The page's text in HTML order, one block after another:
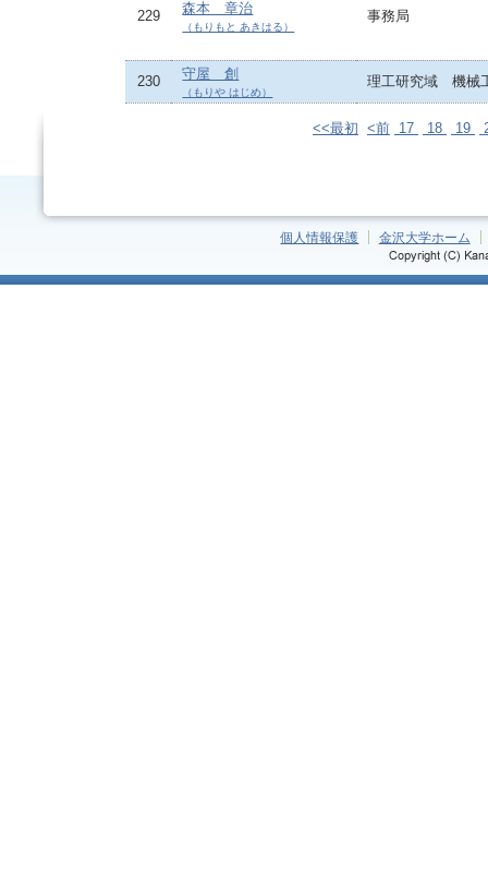
229 森本 章治
（もりもと あきはる）
事務局
230 守屋 創
（もりや はじめ）
理工研究域 機械
<<最初 <前 17 18 19
個人情報保護 金沢大学ホーム